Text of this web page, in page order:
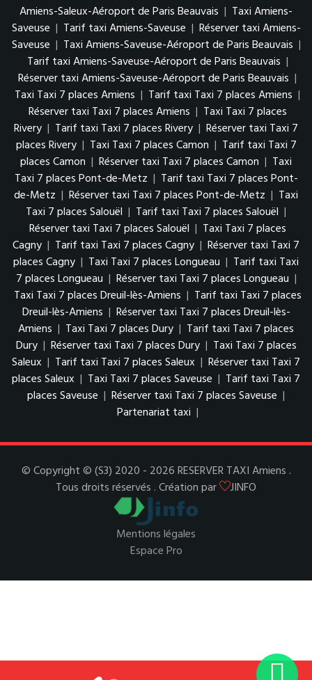
Amiens-Saleux-Aéroport de Paris Beauvais | Taxi Amiens-
Saveuse | Tarif taxi Amiens-Saveuse | Réserver taxi Amiens-
Saveuse | Taxi Amiens-Saveuse-Aéroport de Paris Beauvais |
Tarif taxi Amiens-Saveuse-Aéroport de Paris Beauvais |
Réserver taxi Amiens-Saveuse-Aéroport de Paris Beauvais |
Taxi Taxi 7 places Amiens | Tarif taxi Taxi 7 places Amiens |
Réserver taxi Taxi 7 places Amiens | Taxi Taxi 7 places
Rivery | Tarif taxi Taxi 7 places Rivery | Réserver taxi Taxi 7
places Rivery | Taxi Taxi 7 places Camon | Tarif taxi Taxi 7
places Camon | Réserver taxi Taxi 7 places Camon | Taxi
Taxi 7 places Pont-de-Metz | Tarif taxi Taxi 7 places Pont-
de-Metz | Réserver taxi Taxi 7 places Pont-de-Metz | Taxi
Taxi 7 places Salouël | Tarif taxi Taxi 7 places Salouël |
Réserver taxi Taxi 7 places Salouël | Taxi Taxi 7 places
Cagny | Tarif taxi Taxi 7 places Cagny | Réserver taxi Taxi 7
places Cagny | Taxi Taxi 7 places Longueau | Tarif taxi Taxi
7 places Longueau | Réserver taxi Taxi 7 places Longueau |
Taxi Taxi 7 places Dreuil-lès-Amiens | Tarif taxi Taxi 7 places
Dreuil-lès-Amiens | Réserver taxi Taxi 7 places Dreuil-lès-
Amiens | Taxi Taxi 7 places Dury | Tarif taxi Taxi 7 places
Dury | Réserver taxi Taxi 7 places Dury | Taxi Taxi 7 places
Saleux | Tarif taxi Taxi 7 places Saleux | Réserver taxi Taxi 7
places Saleux | Taxi Taxi 7 places Saveuse | Tarif taxi Taxi 7
places Saveuse | Réserver taxi Taxi 7 places Saveuse |
Partenariat taxi |
© Copyright © (S3) 2020 - 2026 RESERVER TAXI Amiens .
Tous droits réservés . Création par
JINFO
Mentions légales
Espace Pro